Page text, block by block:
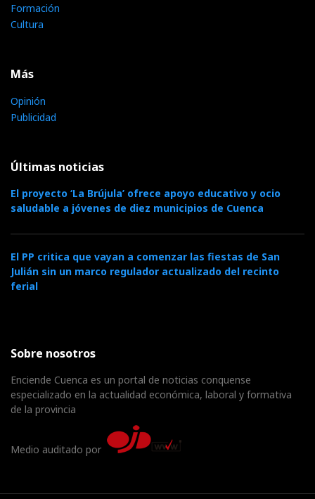
Formación
Cultura
Más
Opinión
Publicidad
Últimas noticias
El proyecto ‘La Brújula’ ofrece apoyo educativo y ocio
saludable a jóvenes de diez municipios de Cuenca
El PP critica que vayan a comenzar las fiestas de San
Julián sin un marco regulador actualizado del recinto
ferial
Sobre nosotros
Enciende Cuenca es un portal de noticias conquense
especializado en la actualidad económica, laboral y formativa
de la provincia
Medio auditado por